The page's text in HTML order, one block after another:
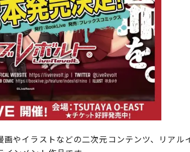
やイラストなどの二次元コンテンツ、リアル